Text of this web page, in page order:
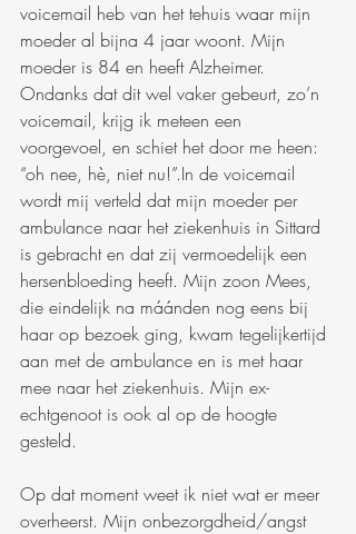
voicemail heb van het tehuis waar mijn
moeder al bijna 4 jaar woont. Mijn
moeder is 84 en heeft Alzheimer.
Ondanks dat dit wel vaker gebeurt, zo’n
voicemail, krijg ik meteen een
voorgevoel, en schiet het door me heen:
“oh nee, hè, niet nu!”.In de voicemail
wordt mij verteld dat mijn moeder per
ambulance naar het ziekenhuis in Sittard
is gebracht en dat zij vermoedelijk een
hersenbloeding heeft. Mijn zoon Mees,
die eindelijk na máánden nog eens bij
haar op bezoek ging, kwam tegelijkertijd
aan met de ambulance en is met haar
mee naar het ziekenhuis. Mijn ex-
echtgenoot is ook al op de hoogte
gesteld.
Op dat moment weet ik niet wat er meer
overheerst. Mijn onbezorgdheid/angst